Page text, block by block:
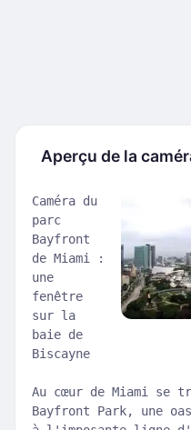
Aperçu de la
Caméra du
parc
Bayfront
de Miami :
une
fenêtre
sur la
baie de
Biscayne
Au cœur de Miami se
Bayfront Park, une